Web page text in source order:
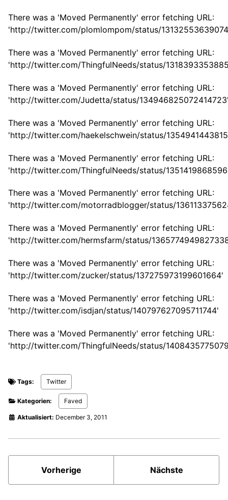
There was a 'Moved Permanently' error fetching URL:
'http://twitter.com/plomlompom/status/
There was a 'Moved Permanently' error fetching URL:
'http://twitter.com/ThingfulNeeds/status/
There was a 'Moved Permanently' error fetching URL:
'http://twitter.com/Judetta/status/
There was a 'Moved Permanently' error fetching URL:
'http://twitter.com/haekelschwein/status/
There was a 'Moved Permanently' error fetching URL:
'http://twitter.com/ThingfulNeeds/status/
There was a 'Moved Permanently' error fetching URL:
'http://twitter.com/motorradblogger/status/
There was a 'Moved Permanently' error fetching URL:
'http://twitter.com/hermsfarm/status/
There was a 'Moved Permanently' error fetching URL:
'http://twitter.com/zucker/status/137275973199601664'
There was a 'Moved Permanently' error fetching URL:
'http://twitter.com/isdjan/status/140797627095711744'
There was a 'Moved Permanently' error fetching URL:
'http://twitter.com/ThingfulNeeds/status/
Tags: Twitter
Kategorien: Faved
Aktualisiert: December 3, 2011
Vorherige Nächste